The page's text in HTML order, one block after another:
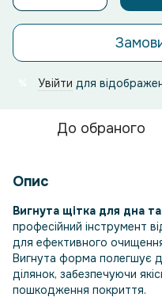
Увійти для
До обраного
Опис
Вигнута щітка для дна
професійний інструмент
для ефективного очищення
Вигнута форма полегшує
ділянок, забезпечуючи
пошкодження покриття.